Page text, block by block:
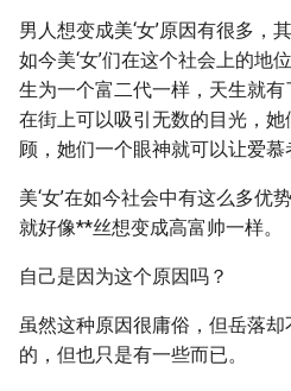
男人想变成美‘女’原因有很多，
如今美‘女’们在这个社会上的地
生为一个富二代一样，天生就
在街上可以吸引无数的目光，
顾，她们一个眼神就可以让爱慕
美‘女’在如今社会中有这么多优
就好像**丝想变成高富帅一样。
自己是因为这个原因吗？
虽然这种原因很庸俗，但岳落
的，但也只是有一些而已。